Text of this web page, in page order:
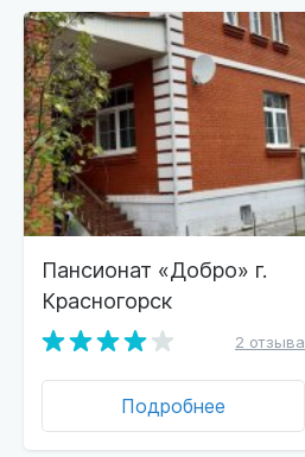
Пансионат «Добро» г.
Красногорск
2 отзыва
Подробнее